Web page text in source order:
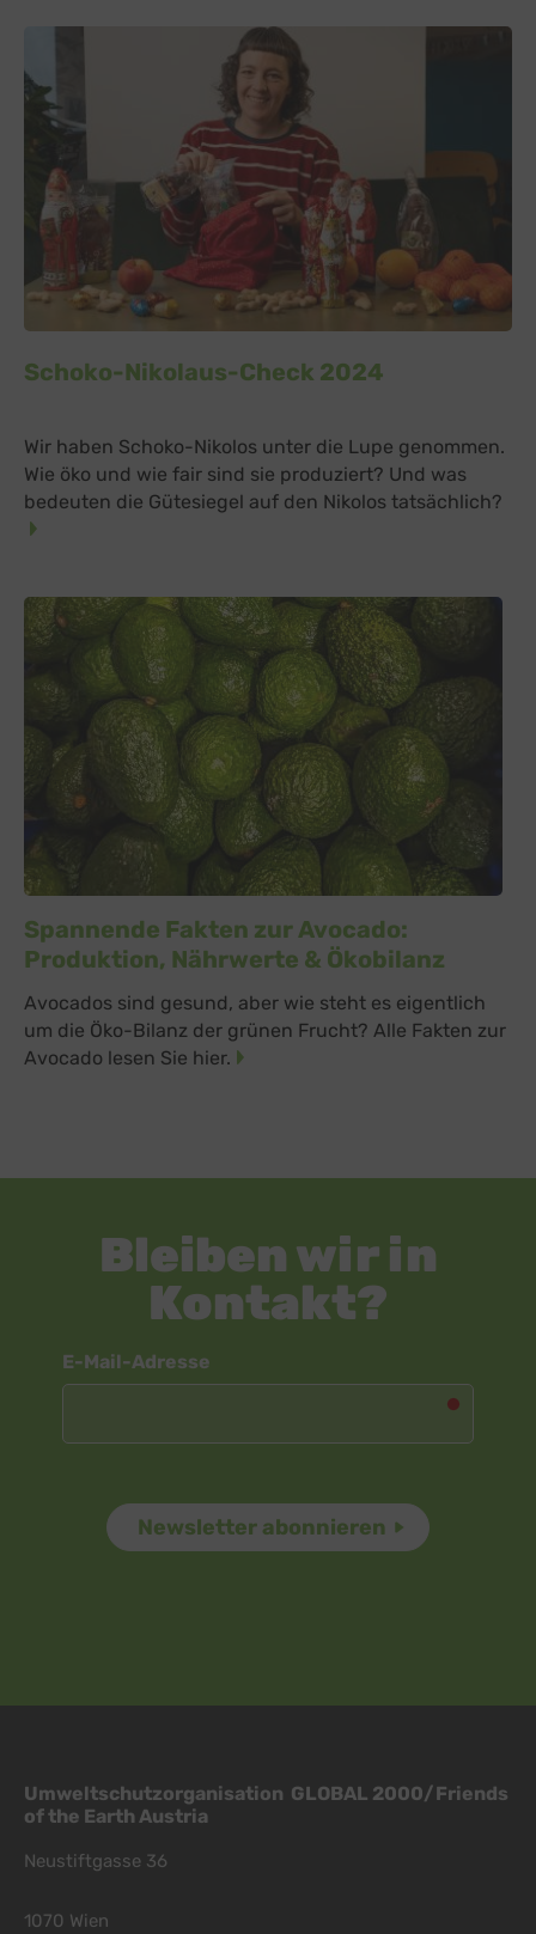
Schoko-Nikolaus-Check 2024
Wir haben Schoko-Nikolos unter die Lupe genommen.
Wie öko und wie fair sind sie produziert? Und was
bedeuten die Gütesiegel auf den Nikolos tatsächlich?
Spannende Fakten zur Avocado:
Produktion, Nährwerte & Ökobilanz
Avocados sind gesund, aber wie steht es eigentlich
um die Öko-Bilanz der grünen Frucht? Alle Fakten zur
Avocado lesen Sie hier.
Bleiben wir in
Kontakt?
E-Mail-Adresse
Umweltschutzorganisation GLOBAL 2000/Friends
of the Earth Austria
Neustiftgasse 36
1070 Wien